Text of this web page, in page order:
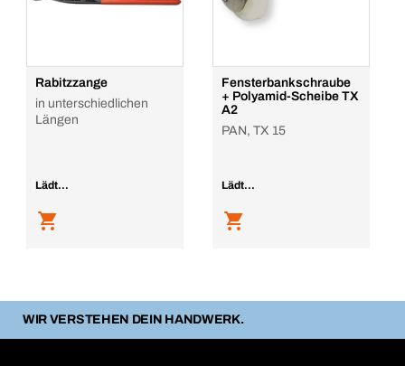
Rabitzzange
in unterschiedlichen
Längen
Lädt...
Fensterbankschraube
+ Polyamid-Scheibe TX
A2
PAN, TX 15
Lädt...
WIR VERSTEHEN DEIN HANDWERK.